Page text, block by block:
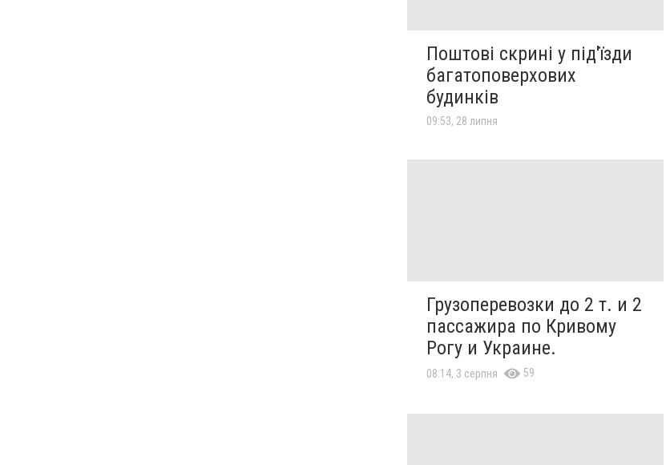
Поштові скрині у під'їзди
багатоповерхових
будинків
09:53, 28 липня
Грузоперевозки до 2 т. и 2
пассажира по Кривому
Рогу и Украине.
08:14, 3 серпня 59